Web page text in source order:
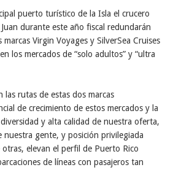
puerto turístico de la Isla el crucero
durante este año fiscal redundarán
Virgin Voyages y SilverSea Cruises
los mercados de “solo adultos” y “ultra
las rutas de estas dos marcas
de crecimiento de estos mercados y la
y alta calidad de nuestra oferta,
gente, y posición privilegiada
elevan el perfil de Puerto Rico
de líneas con pasajeros tan